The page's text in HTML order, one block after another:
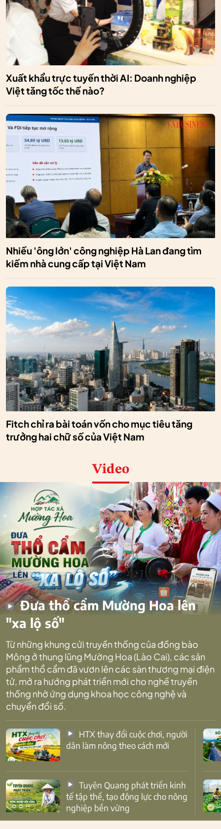
Xuất khẩu trực tuyến thời AI: Doanh nghiệp
Việt tăng tốc thế nào?
Nhiều 'ông lớn' công nghiệp Hà Lan đang tìm
kiếm nhà cung cấp tại Việt Nam
Fitch chỉ ra bài toán vốn cho mục tiêu tăng
trưởng hai chữ số của Việt Nam
Video
Đưa thổ cẩm Mường Hoa lên
"xa lộ số"
Từ những khung cửi truyền thống của đồng bào
Mông ở thung lũng Mường Hoa (Lào Cai), các sản
phẩm thổ cẩm đã vươn lên các sàn thương mại điện
tử, mở ra hướng phát triển mới cho nghề truyền
thống nhờ ứng dụng khoa học công nghệ và
chuyển đổi số.
dân làm nông theo cách mới
tế tập thể, tạo động lực cho nông
nghiệp bền vững